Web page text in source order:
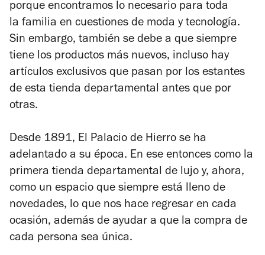
porque encontramos lo necesario para toda
la familia en cuestiones de moda y tecnología.
Sin embargo, también se debe a que siempre
tiene los productos más nuevos, incluso hay
artículos exclusivos que pasan por los estantes
de esta tienda departamental antes que por
otras.
Desde 1891, El Palacio de Hierro se ha
adelantado a su época. En ese entonces como la
primera tienda departamental de lujo y, ahora,
como un espacio que siempre está lleno de
novedades, lo que nos hace regresar en cada
ocasión, además de ayudar a que la compra de
cada persona sea única.